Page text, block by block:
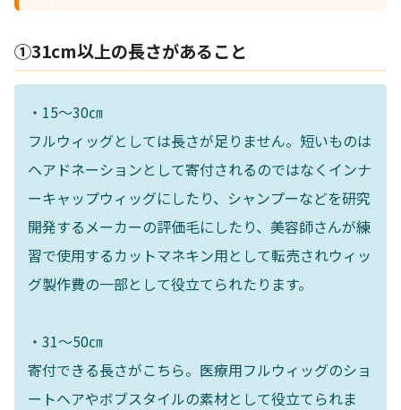
①31cm以上の長さがあること
・15～30㎝
フルウィッグとしては長さが足りません。短いものは
ヘアドネーションとして寄付されるのではなくインナ
ーキャップウィッグにしたり、シャンプーなどを研究
開発するメーカーの評価毛にしたり、美容師さんが練
習で使用するカットマネキン用として転売されウィッ
グ製作費の一部として役立てられたります。
・31～50㎝
寄付できる長さがこちら。医療用フルウィッグのショ
ートヘアやボブスタイルの素材として役立てられま